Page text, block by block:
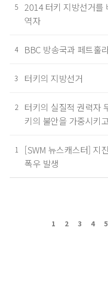
5
2014 터키 지방선거를
역자
4 BBC 방송국과 페트훌
3 터키의 지방선거
2
터키의 실질적 권력자
키의 불안을 가중시키
1
[SWM 뉴스캐스터] 지
폭우 발생
1 2 3 4 5